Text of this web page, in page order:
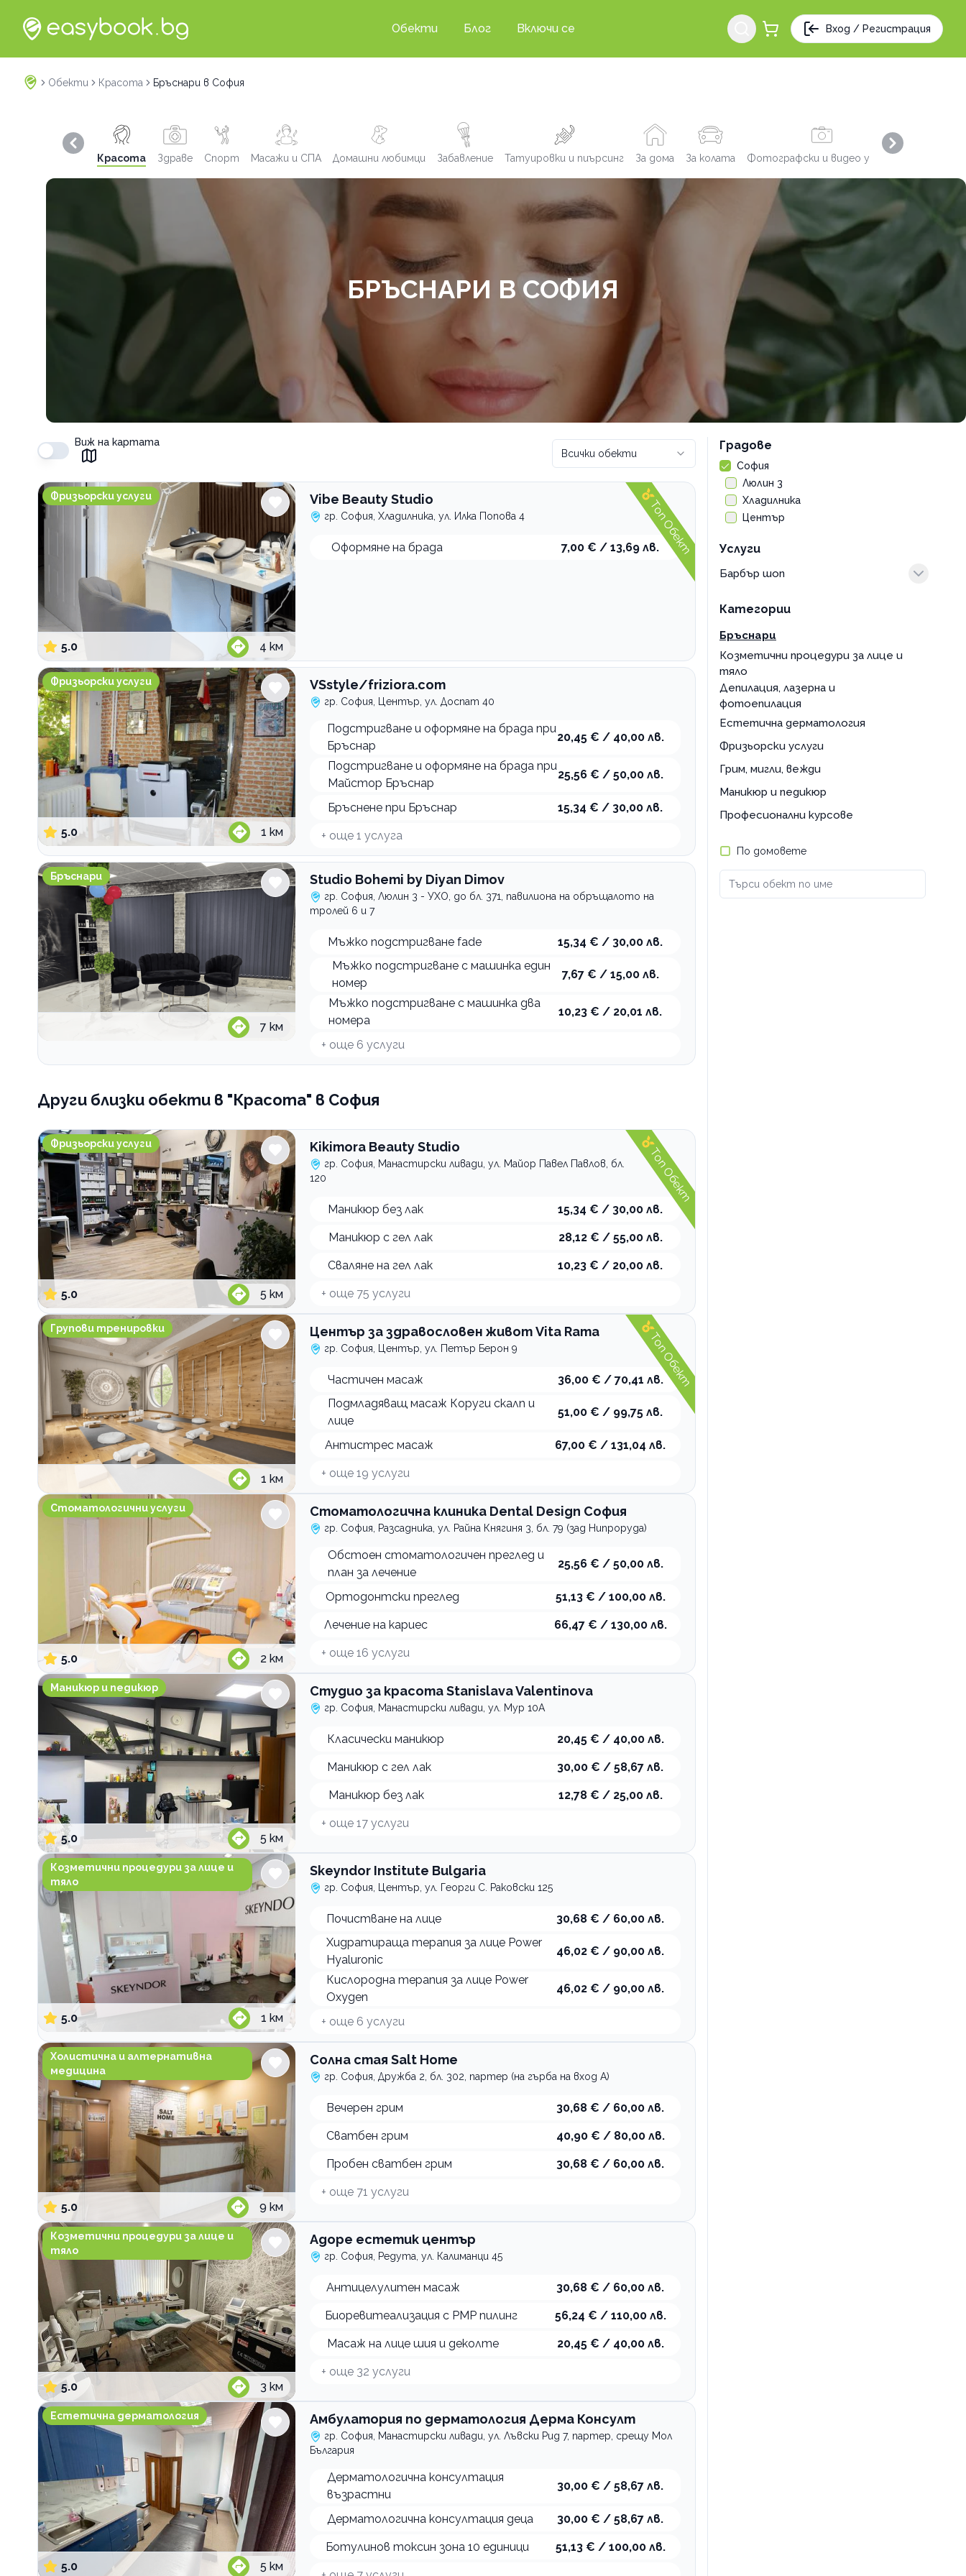
Обекти Блог Включи се Вход / Регистрация
Обекти Красота Бръснари в София
Красота Здраве Спорт Масажи и СПА Домашни любимци Забавление Татуировки и пиърсинг За дома За колата Фотографски и видео услуги
Previous slide Next slide
БРЪСНАРИ В СОФИЯ
Виж на картата
Всички обекти
Vibe Beauty Studio
Фризьорски услуги
5.0 4 км
Vibe Beauty Studio
гр. София, Хладилника, ул. Илка Попова 4
Оформяне на брада 7,00 € / 13,69 лв.Топ Обект
VSstyle/friziora.com
Фризьорски услуги
5.0 1 км
VSstyle/friziora.com
гр. София, Център, ул. Доспат 40
Подстригване и оформяне на брада при
Бръснар
20,45 € / 40,00 лв.
Подстригване и оформяне на брада при
Майстор Бръснар
25,56 € / 50,00 лв.
Бръснене при Бръснар 15,34 € / 30,00 лв.
+ още 1 услуга
Studio Bohemi by Diyan Dimov
Бръснари
7 км
Studio Bohemi by Diyan Dimov
гр. София, Люлин 3 - УХО, до бл. 371, павилиона на обръщалото на
тролей 6 и 7
Мъжко подстригване fade
15,34 € / 30,00 лв.
Мъжко подстригване с машинка един
номер
7,67 € / 15,00 лв.
Мъжко подстригване с машинка два
номера
10,23 € / 20,01 лв.
+ още 6 услуги
Други близки обекти в "Красота" в София
Kikimora Beauty Studio
Фризьорски услуги
5.0 5 км
Kikimora Beauty Studio
гр. София, Манастирски ливади, ул. Майор Павел Павлов, бл.
120
Маникюр без лак 15,34 € / 30,00 лв.
Маникюр с гел лак 28,12 € / 55,00 лв.
Сваляне на гел лак 10,23 € / 20,00 лв.
+ още 75 услуги
Топ Обект
Център за здравословен живот Vita Rama
Групови тренировки
1 км
Център за здравословен живот Vita Rama
гр. София, Център, ул. Петър Берон 9
Частичен масаж
36,00 € / 70,41 лв.
Подмладяващ масаж Коруги скалп и
лице
51,00 € / 99,75 лв.
Антистрес масаж 67,00 € / 131,04 лв.
+ още 19 услуги
Топ Обект
Стоматологична клиника Dental Design София
Стоматологични услуги
5.0 2 км
Стоматологична клиника Dental Design София
гр. София, Разсадника, ул. Райна Княгиня 3, бл. 79 (зад Нипроруда)
Обстоен стоматологичен преглед и
план за лечение
25,56 € / 50,00 лв.
Ортодонтски преглед 51,13 € / 100,00 лв.
Лечение на кариес 66,47 € / 130,00 лв.
+ още 16 услуги
Студио за красота Stanislava Valentinova
Маникюр и педикюр
5.0 5 км
Студио за красота Stanislava Valentinova
гр. София, Манастирски ливади, ул. Мур 10А
Класически маникюр 20,45 € / 40,00 лв.
Маникюр с гел лак 30,00 € / 58,67 лв.
Маникюр без лак 12,78 € / 25,00 лв.
+ още 17 услуги
Skeyndor Institute Bulgaria
Козметични процедури за лице и
тяло
5.0 1 км
Skeyndor Institute Bulgaria
гр. София, Център, ул. Георги С. Раковски 125
Почистване на лице
30,68 € / 60,00 лв.
Хидратираща терапия за лице Power
Hyaluronic
46,02 € / 90,00 лв.
Кислородна терапия за лице Power
Oxygen
46,02 € / 90,00 лв.
+ още 6 услуги
Солна стая Salt Home
Холистична и алтернативна
медицина
5.0 9 км
Солна стая Salt Home
гр. София, Дружба 2, бл. 302, партер (на гърба на вход А)
Вечерен грим 30,68 € / 60,00 лв.
Сватбен грим 40,90 € / 80,00 лв.
Пробен сватбен грим 30,68 € / 60,00 лв.
+ още 71 услуги
Адоре естетик център
Козметични процедури за лице и
тяло
5.0 3 км
Адоре естетик център
гр. София, Редута, ул. Калиманци 45
Aнтицелулитен масаж 30,68 € / 60,00 лв.
Биоревитеализация с PMP пилинг 56,24 € / 110,00 лв.
Масаж на лице шия и деколте 20,45 € / 40,00 лв.
+ още 32 услуги
Амбулатория по дерматология Дерма Консулт
Естетична дерматология
5.0 5 км
Амбулатория по дерматология Дерма Консулт
гр. София, Манастирски ливади, ул. Лъвски Рид 7, партер, срещу Мол
България
Дерматологична консултация
възрастни
30,00 € / 58,67 лв.
Дерматологична консултация деца 30,00 € / 58,67 лв.
Ботулинов токсин зона 10 единици 51,13 € / 100,00 лв.
Градове
София
Люлин 3
Хладилника
Център
Услуги
Барбър шоп
бръснене на глава
детско подстригване
мъжко подстригване
Категории
Бръснари
Козметични процедури за лице и
тяло
Депилация, лазерна и
фотоепилация
Естетична дерматология
Фризьорски услуги
Грим, мигли, вежди
Маникюр и педикюр
Професионални курсове
По домовете